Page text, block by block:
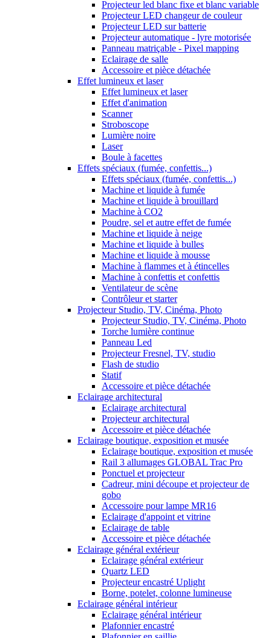
Projecteur led blanc fixe et blanc variable
Projecteur LED changeur de couleur
Projecteur LED sur batterie
Projecteur automatique - lyre motorisée
Panneau matriçable - Pixel mapping
Eclairage de salle
Accessoire et pièce détachée
Effet lumineux et laser
Effet lumineux et laser
Effet d'animation
Scanner
Stroboscope
Lumière noire
Laser
Boule à facettes
Effets spéciaux (fumée, confettis...)
Effets spéciaux (fumée, confettis...)
Machine et liquide à fumée
Machine et liquide à brouillard
Machine à CO2
Poudre, sel et autre effet de fumée
Machine et liquide à neige
Machine et liquide à bulles
Machine et liquide à mousse
Machine à flammes et à étincelles
Machine à confettis et confettis
Ventilateur de scène
Contrôleur et starter
Projecteur Studio, TV, Cinéma, Photo
Projecteur Studio, TV, Cinéma, Photo
Torche lumière continue
Panneau Led
Projecteur Fresnel, TV, studio
Flash de studio
Statif
Accessoire et pièce détachée
Eclairage architectural
Eclairage architectural
Projecteur architectural
Accessoire et pièce détachée
Eclairage boutique, exposition et musée
Eclairage boutique, exposition et musée
Rail 3 allumages GLOBAL Trac Pro
Ponctuel et projecteur
Cadreur, mini découpe et projecteur de
gobo
Accessoire pour lampe MR16
Eclairage d'appoint et vitrine
Eclairage de table
Accessoire et pièce détachée
Eclairage général extérieur
Eclairage général extérieur
Quartz LED
Projecteur encastré Uplight
Borne, potelet, colonne lumineuse
Eclairage général intérieur
Eclairage général intérieur
Plafonnier encastré